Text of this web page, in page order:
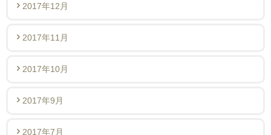
2017年12月
2017年11月
2017年10月
2017年9月
2017年7月